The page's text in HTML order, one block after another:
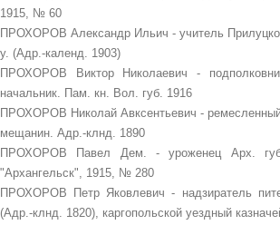
1915, № 60
ПРОХОРОВ Александр Ильич - учитель
у. (Адр.-календ. 1903)
ПРОХОРОВ Виктор Николаевич -
начальник. Пам. кн. Вол. губ. 1916
ПРОХОРОВ Николай Авксентьевич - ремесленный
мещанин. Адр.-клнд. 1890
ПРОХОРОВ Павел Дем. - уроженец Арх.
"Архангельск", 1915, № 280
ПРОХОРОВ Петр Яковлевич - надзиратель
(Адр.-клнд. 1820), каргопольской уездный